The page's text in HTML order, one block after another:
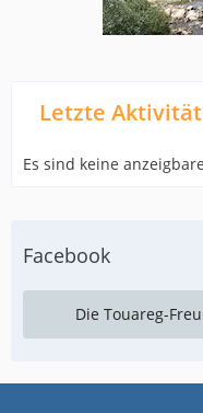
Letzte
Es sind keine
Facebook
Die Touareg-